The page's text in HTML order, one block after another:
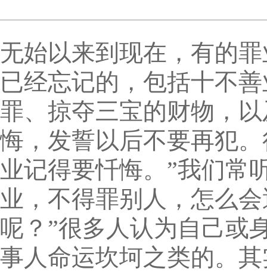
无始以来到现在，有的
已经忘记的，包括十不
罪、掠夺三宝的财物，
悔，发誓以后不要再犯
业记得要忏悔。”我们常
业，不得罪别人，怎么
呢？”很多人认为自己或
事人命运坎坷之类的。